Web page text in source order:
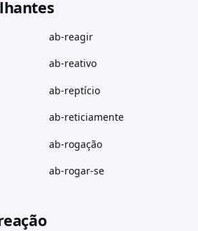
ab-reagir
ab-reativo
ab-reptício
ab-reticiamente
ab-rogação
ab-rogar-se